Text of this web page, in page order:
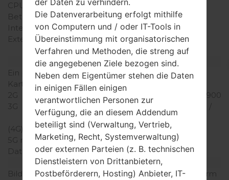
CPU-Kerne
Octa-core
Betriebsgedächtnis
3GB
Interner Speicher
64GB
Externer Speicher
microSDXC (dedizierter
Slot)
Netzwerk und Daten
Ein paar Plätze für SIM-
Karten
NaNein-Sim
2G
GSM 850 / 900 / 1800 / 1900
3G
HSDPA 850 / 900 / 1900 /
2100
(4G) LTE
LTE band
5G network
-
Daten
GSM / HSPA / LTE
Anzeige
Bildschirmgröße
6.8 Zoll (~82.5% Bildschirm
der Daten zu verhindern.
Die Datenverarbeitung erfolgt mithilfe
von Computern und / oder IT-Tools in
Übereinstimmung mit organisatorischen
Verfahren und Methoden, die streng auf
die angegebenen Ziele bezogen sind.
Neben dem Eigentümer stehen die Daten
in einigen Fällen einigen
verantwortlichen Personen zur
Verfügung, die an diesem Addendum
beteiligt sind (Verwaltung, Vertrieb,
Marketing, Recht, Systemverwaltung)
oder externen Parteien (z. B. technischen
Dienstleistern von Drittanbietern,
Postbeförderern, Hosting) Anbieter, IT-